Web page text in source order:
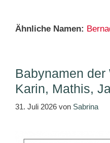
Ähnliche Namen:
Babynamen
Karin, Mathis,
31. Juli 2026 von Sabrina